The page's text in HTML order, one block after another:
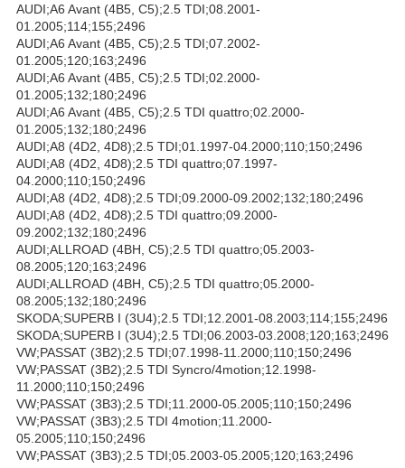
AUDI;A6 Avant (4B5, C5);2.5 TDI;08.2001-
01.2005;114;155;2496
AUDI;A6 Avant (4B5, C5);2.5 TDI;07.2002-
01.2005;120;163;2496
AUDI;A6 Avant (4B5, C5);2.5 TDI;02.2000-
01.2005;132;180;2496
AUDI;A6 Avant (4B5, C5);2.5 TDI quattro;02.2000-
01.2005;132;180;2496
AUDI;A8 (4D2, 4D8);2.5 TDI;01.1997-04.2000;110;150;2496
AUDI;A8 (4D2, 4D8);2.5 TDI quattro;07.1997-
04.2000;110;150;2496
AUDI;A8 (4D2, 4D8);2.5 TDI;09.2000-09.2002;132;180;2496
AUDI;A8 (4D2, 4D8);2.5 TDI quattro;09.2000-
09.2002;132;180;2496
AUDI;ALLROAD (4BH, C5);2.5 TDI quattro;05.2003-
08.2005;120;163;2496
AUDI;ALLROAD (4BH, C5);2.5 TDI quattro;05.2000-
08.2005;132;180;2496
SKODA;SUPERB I (3U4);2.5 TDI;12.2001-08.2003;114;155;2496
SKODA;SUPERB I (3U4);2.5 TDI;06.2003-03.2008;120;163;2496
VW;PASSAT (3B2);2.5 TDI;07.1998-11.2000;110;150;2496
VW;PASSAT (3B2);2.5 TDI Syncro/4motion;12.1998-
11.2000;110;150;2496
VW;PASSAT (3B3);2.5 TDI;11.2000-05.2005;110;150;2496
VW;PASSAT (3B3);2.5 TDI 4motion;11.2000-
05.2005;110;150;2496
VW;PASSAT (3B3);2.5 TDI;05.2003-05.2005;120;163;2496